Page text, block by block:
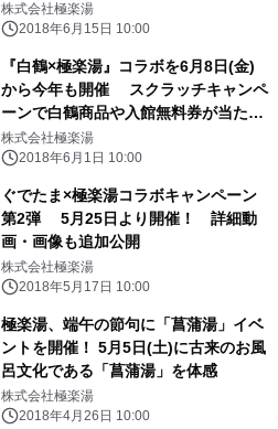
株式会社極楽湯
2018年6月15日 10:00
『白鶴×極楽湯』コラボを6月8日(金)
から今年も開催 スクラッチキャンペ
ーンで白鶴商品や入館無料券が当た
る！
株式会社極楽湯
2018年6月1日 10:00
ぐでたま×極楽湯コラボキャンペーン
第2弾 5月25日より開催！ 詳細動
画・画像も追加公開
株式会社極楽湯
2018年5月17日 10:00
極楽湯、端午の節句に「菖蒲湯」イベ
ントを開催！ 5月5日(土)に古来のお風
呂文化である「菖蒲湯」を体感
株式会社極楽湯
2018年4月26日 10:00